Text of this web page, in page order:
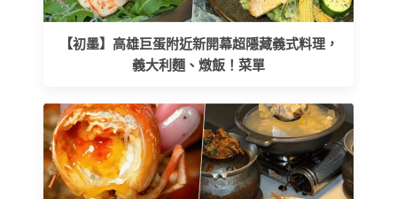
【初墨】高雄巨蛋附近新開幕超隱藏義式料理，
義大利麵、燉飯！菜單